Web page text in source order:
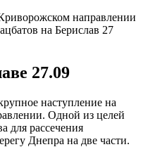
направлении
на Берислав 27
27.09
наступление на
Одной из целей
для рассечения
Днепра на две части.